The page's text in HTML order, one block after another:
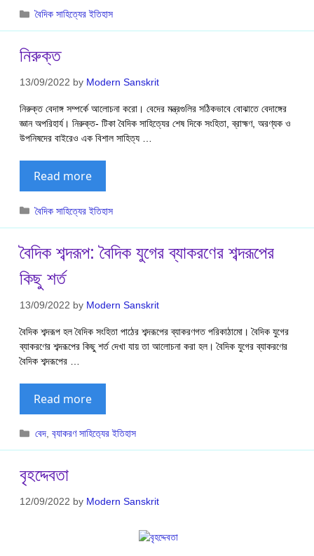
Categories
বৈদিক সাহিত্যের ইতিহাস
নিরুক্ত
13/09/2022 by Modern Sanskrit
নিরুক্ত বেদাঙ্গ সম্পর্কে আলোচনা করো। বেদের মন্ত্রগুলির সঠিকভাবে বোঝাতে বেদাঙ্গের
জ্ঞান অপরিহার্য। নিরুক্ত- টিকা বৈদিক সাহিত্যের শেষ দিকে সংহিতা, ব্রাহ্মণ, অরণ্যক ও
উপনিষদের বাইরেও এক বিশাল সাহিত্য …
Read more
Categories
বৈদিক সাহিত্যের ইতিহাস
বৈদিক শব্দরূপ: বৈদিক যুগের ব্যাকরণের শব্দরূপের
কিছু শর্ত
13/09/2022 by Modern Sanskrit
বৈদিক শব্দরূপ হল বৈদিক সংহিতা পাঠের শব্দরূপের ব্যাকরণগত পরিকাঠামো। বৈদিক যুগের
ব্যাকরণের শব্দরূপের কিছু শর্ত দেখা যায় তা আলোচনা করা হল। বৈদিক যুগের ব্যাকরণের
বৈদিক শব্দরূপের …
Read more
Categories
বেদ,ব‍্যাকরণ সাহিত‍্যের ইতিহাস
বৃহদ্দেবতা
12/09/2022 by Modern Sanskrit